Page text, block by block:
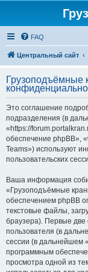
FAQ
Центральный сайт
Грузоподъёмные
Это соглашение
подразделения (в
«https://
обеспечение phpBB»,
Teams») используют
пользовательских
Ваша информация
«Грузоподъёмные
обеспечением phpBB
текстовые файлы,
браузера). Первые две
пользователя (в
сессии (в дальнейшем
программным
просмотра одной из